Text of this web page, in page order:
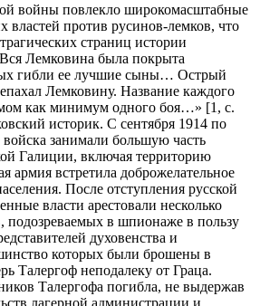
войны повлекло широкомасштабные
властей против русинов-лемков, что
страниц истории
Лемковина была покрыта
гибли ее лучшие сыны… Острый
Лемковину. Название каждого
как минимум одного боя…» [1, c.
историк. С сентября 1914 по
войска занимали большую часть
Галиции, включая территорию
армия встретила доброжелательное
После отступления русской
власти арестовали несколько
подозреваемых в шпионаже в пользу
духовенства и
которых были брошены в
Талергоф неподалеку от Граца.
Талергофа погибла, не выдержав
лагерной администрации и